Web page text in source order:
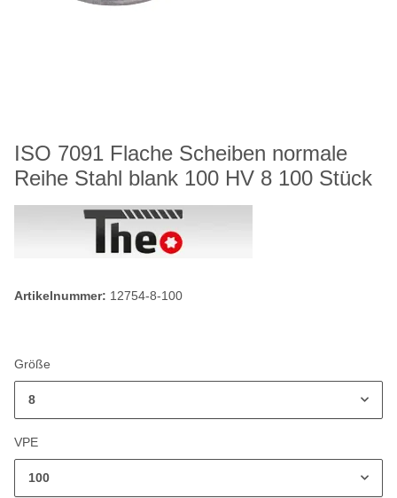
ISO 7091 Flache Scheiben normale
Reihe Stahl blank 100 HV 8 100 Stück
Artikelnummer: 12754-8-100
Größe
8
VPE
100